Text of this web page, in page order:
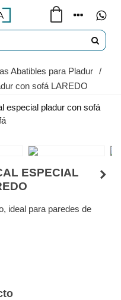
Abatibles para Pladur /
con sofá LAREDO
ESPECIAL
ideal para paredes de